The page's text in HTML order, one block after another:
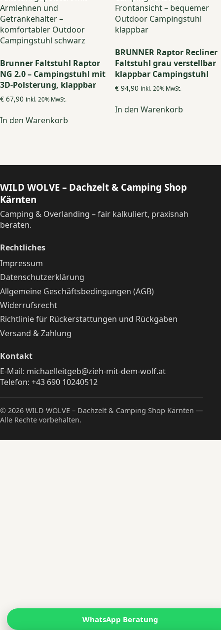
Brunner Faltstuhl Raptor
NG 2.0 – Campingstuhl mit
3D-Polsterung, klappbar
€ 67,90 inkl. 20% MwSt.
In den Warenkorb
BRUNNER Raptor Recliner
Faltstuhl grau verstellbar
klappbar Campingstuhl
€94,90 inkl. 20% MwSt.
In den Warenkorb
WILD WOLVE – Dachzelt & Camping Shop
Kärnten
Camping & Overlanding – fair kalkuliert, praxisnah
beraten.
Rechtliches
Impressum
Datenschutzerklärung
Allgemeine Geschäftsbedingungen (AGB)
Widerrufsrecht
Richtlinie für Rückerstattungen und Rückgaben
Versand & Zahlung
Kontakt
E-Mail: michaelleitgeb@zieh-mit-dem-wolf.at
Telefon: +43 690 10240512
© 2026 WILD WOLVE – Dachzelt & Camping Shop Kärnten —
Alle Rechte vorbehalten.
WhatsApp Beratung